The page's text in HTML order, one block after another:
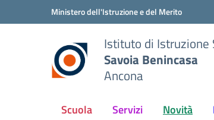
Vai ai contenuti
Vai al menu di navigazioneMinistero dell'Istruzione e del Merito
Istituto di Istruzione
Savoia Benincasa
Ancona
Scuola Servizi Novità